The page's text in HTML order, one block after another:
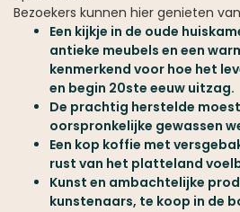
Bezoekers kunnen hier genieten
Een kijkje in de oude
antieke meubels en een
kenmerkend voor hoe het
en begin 20ste eeuw uitzag.
De prachtig herstelde
oorspronkelijke gewassen
Een kop koffie met
rust van het platteland
Kunst en ambachtelijke
kunstenaars, te koop in de